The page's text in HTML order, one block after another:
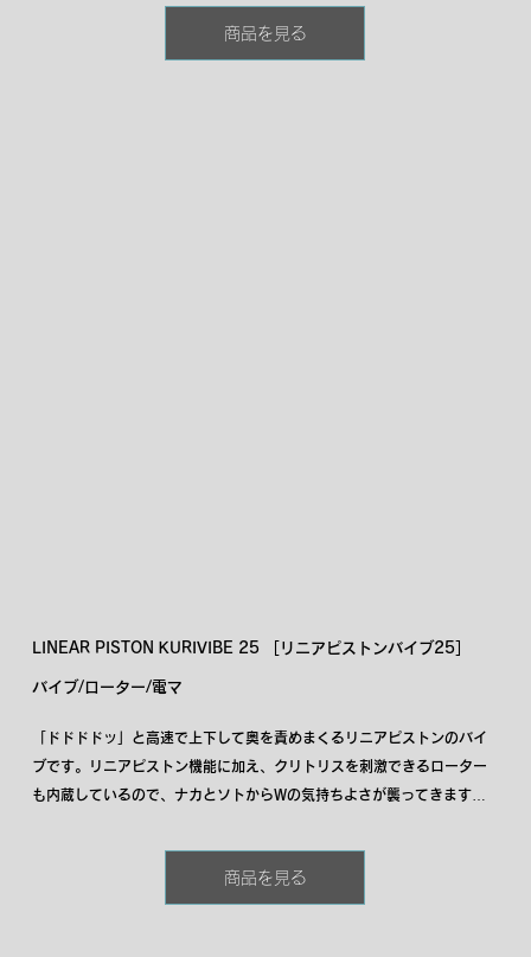
商品を見る
LINEAR PISTON KURIVIBE 25 ［リニアピストンバイブ25］
バイブ/ローター/電マ
「ドドドドッ」と高速で上下して奥を責めまくるリニアピストンのバイ
ブです。リニアピストン機能に加え、クリトリスを刺激できるローター
も内蔵しているので、ナカとソトからWの気持ちよさが襲ってきます。
商品を見る